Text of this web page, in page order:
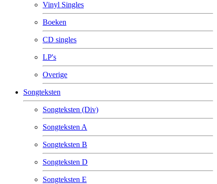
Vinyl Singles
Boeken
CD singles
LP's
Overige
Songteksten
Songteksten (Div)
Songteksten A
Songteksten B
Songteksten D
Songteksten E